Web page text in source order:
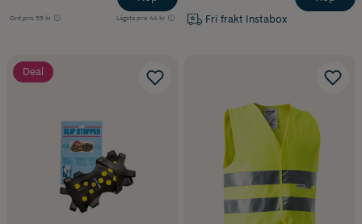
Ord.pris 55 kr Lägsta pris 44 kr Fri frakt Instabox
Deal